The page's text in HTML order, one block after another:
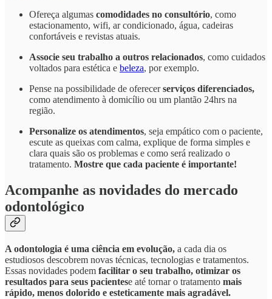
Ofereça algumas comodidades no consultório, como
estacionamento, wifi, ar condicionado, água, cadeiras
confortáveis e revistas atuais.
Associe seu trabalho a outros relacionados, como cuidados
voltados para estética e beleza, por exemplo.
Pense na possibilidade de oferecerserviços diferenciados,
como atendimento à domicílio ou um plantão 24hrs na
região.
Personalize os atendimentos, seja empático com o paciente,
escute as queixas com calma, explique de forma simples e
clara quais são os problemas e como será realizado o
tratamento. Mostre que cada paciente é importante!
Acompanhe as novidades do mercado
odontológico
A odontologia é uma ciência em evolução, a cada dia os
estudiosos descobrem novas técnicas, tecnologias e tratamentos.
Essas novidades podem facilitar o seu trabalho, otimizar os
resultados para seus pacientese até tornar o tratamento mais
rápido, menos dolorido e esteticamente mais agradável.